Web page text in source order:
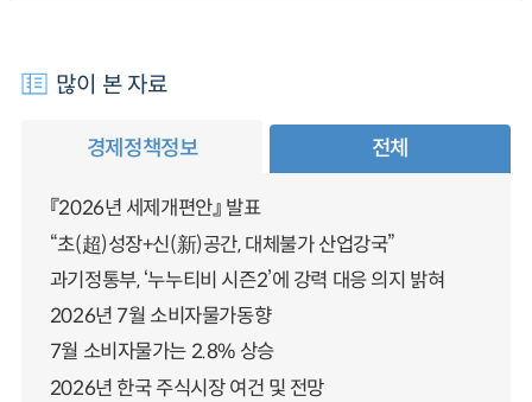
많이 본 자료
경제정책정보 전체
『2026년 세제개편안』 발표
“초(超)성장+신(新)공간, 대체불가 산업강국”
과기정통부, ‘누누티비 시즌2’에 강력 대응 의지 밝혀
2026년 7월 소비자물가동향
7월 소비자물가는 2.8% 상승
2026년 한국 주식시장 여건 및 전망